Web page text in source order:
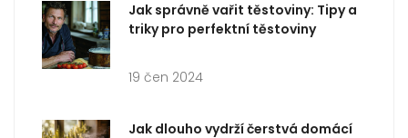
Jak správně vařit těstoviny: Tipy a
triky pro perfektní těstoviny
19 čen 2024
Jak dlouho vydrží čerstvá domácí